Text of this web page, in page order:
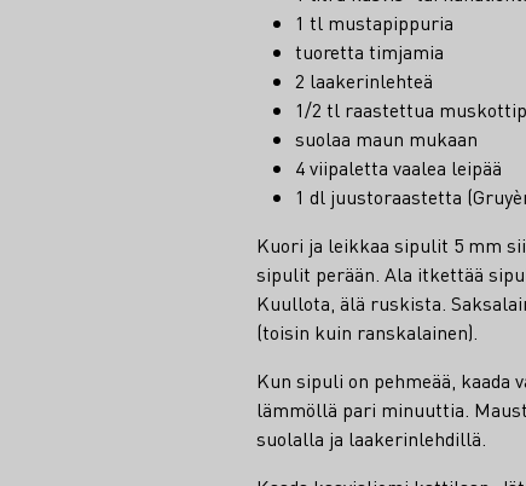
1 tl mustapippuria
tuoretta timjamia
2 laakerinlehteä
1/2 tl raastettua
suolaa maun mukaan
4 viipaletta vaalea leipää
1 dl juustoraastetta
Kuori ja leikkaa sipulit 5 mm
sipulit perään. Ala itkettää
Kuullota, älä ruskista.
(toisin kuin ranskalainen).
Kun sipuli on pehmeää, kaada
lämmöllä pari minuuttia.
suolalla ja laakerinlehdillä.